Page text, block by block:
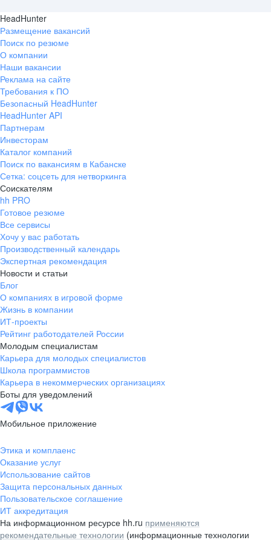
HeadHunter
Размещение вакансий
Поиск по резюме
О компании
Наши вакансии
Реклама на сайте
Требования к ПО
Безопасный HeadHunter
HeadHunter API
Партнерам
Инвесторам
Каталог компаний
Поиск по вакансиям в Кабанске
Сетка: соцсеть для нетворкинга
Соискателям
hh PRO
Готовое резюме
Все сервисы
Хочу у вас работать
Производственный календарь
Экспертная рекомендация
Новости и статьи
Блог
О компаниях в игровой форме
Жизнь в компании
ИТ-проекты
Рейтинг работодателей России
Молодым специалистам
Карьера для молодых специалистов
Школа программистов
Карьера в некоммерческих организациях
Боты для уведомлений
Мобильное приложение
Этика и комплаенс
Оказание услуг
Использование сайтов
Защита персональных данных
Пользовательское соглашение
ИТ аккредитация
На информационном ресурсе hh.ru применяются
рекомендательные технологии (информационные технологии